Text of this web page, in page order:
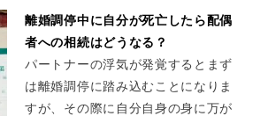
離婚調停中に自分が死亡したら配偶
者への相続はどうなる？
パートナーの浮気が発覚するとまず
は離婚調停に踏み込むことになりま
すが、その際に自分自身の身に万が